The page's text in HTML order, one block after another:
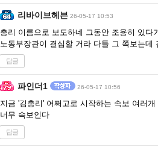
리바이브헤븐 26-05-17 10:53
총리 이름으로 보도하네 그동안 조용히 있다
노동부장관이 결심할 거라 다들 그 쪽보는데
답글
파인더1 26-05-17 10:56
지금 '김총리' 어쩌고로 시작하는 속보 여러개
너무 속보인다
답글